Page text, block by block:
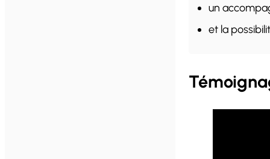
un
et la